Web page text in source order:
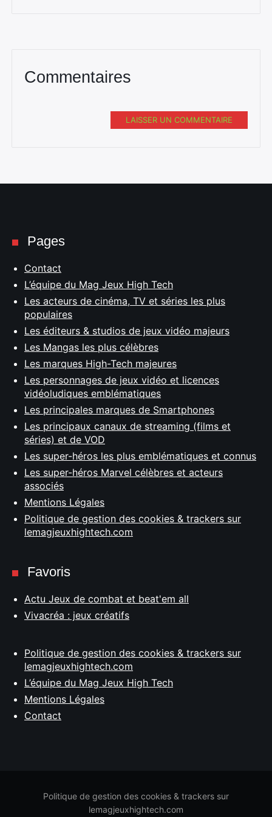
Commentaires
LAISSER UN COMMENTAIRE
Pages
Contact
L’équipe du Mag Jeux High Tech
Les acteurs de cinéma, TV et séries les plus
populaires
Les éditeurs & studios de jeux vidéo majeurs
Les Mangas les plus célèbres
Les marques High-Tech majeures
Les personnages de jeux vidéo et licences
vidéoludiques emblématiques
Les principales marques de Smartphones
Les principaux canaux de streaming (films et
séries) et de VOD
Les super-héros les plus emblématiques et connus
Les super-héros Marvel célèbres et acteurs
associés
Mentions Légales
Politique de gestion des cookies & trackers sur
lemagjeuxhightech.com
Favoris
Actu Jeux de combat et beat'em all
Vivacréa : jeux créatifs
Politique de gestion des cookies & trackers sur
lemagjeuxhightech.com
L’équipe du Mag Jeux High Tech
Mentions Légales
Contact
Politique de gestion des cookies & trackers sur
lemagjeuxhightech.com